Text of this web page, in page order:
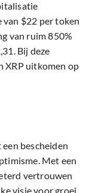
van $22 per token
van ruim 850%
Bij deze
XRP uitkomen op
bescheiden
Met een
vertrouwen
visie voor groei,